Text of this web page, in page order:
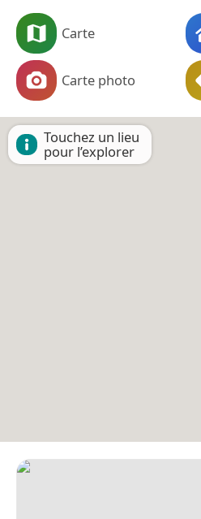
Carte
Carte photo
Touchez un lieu
pour l’explorer